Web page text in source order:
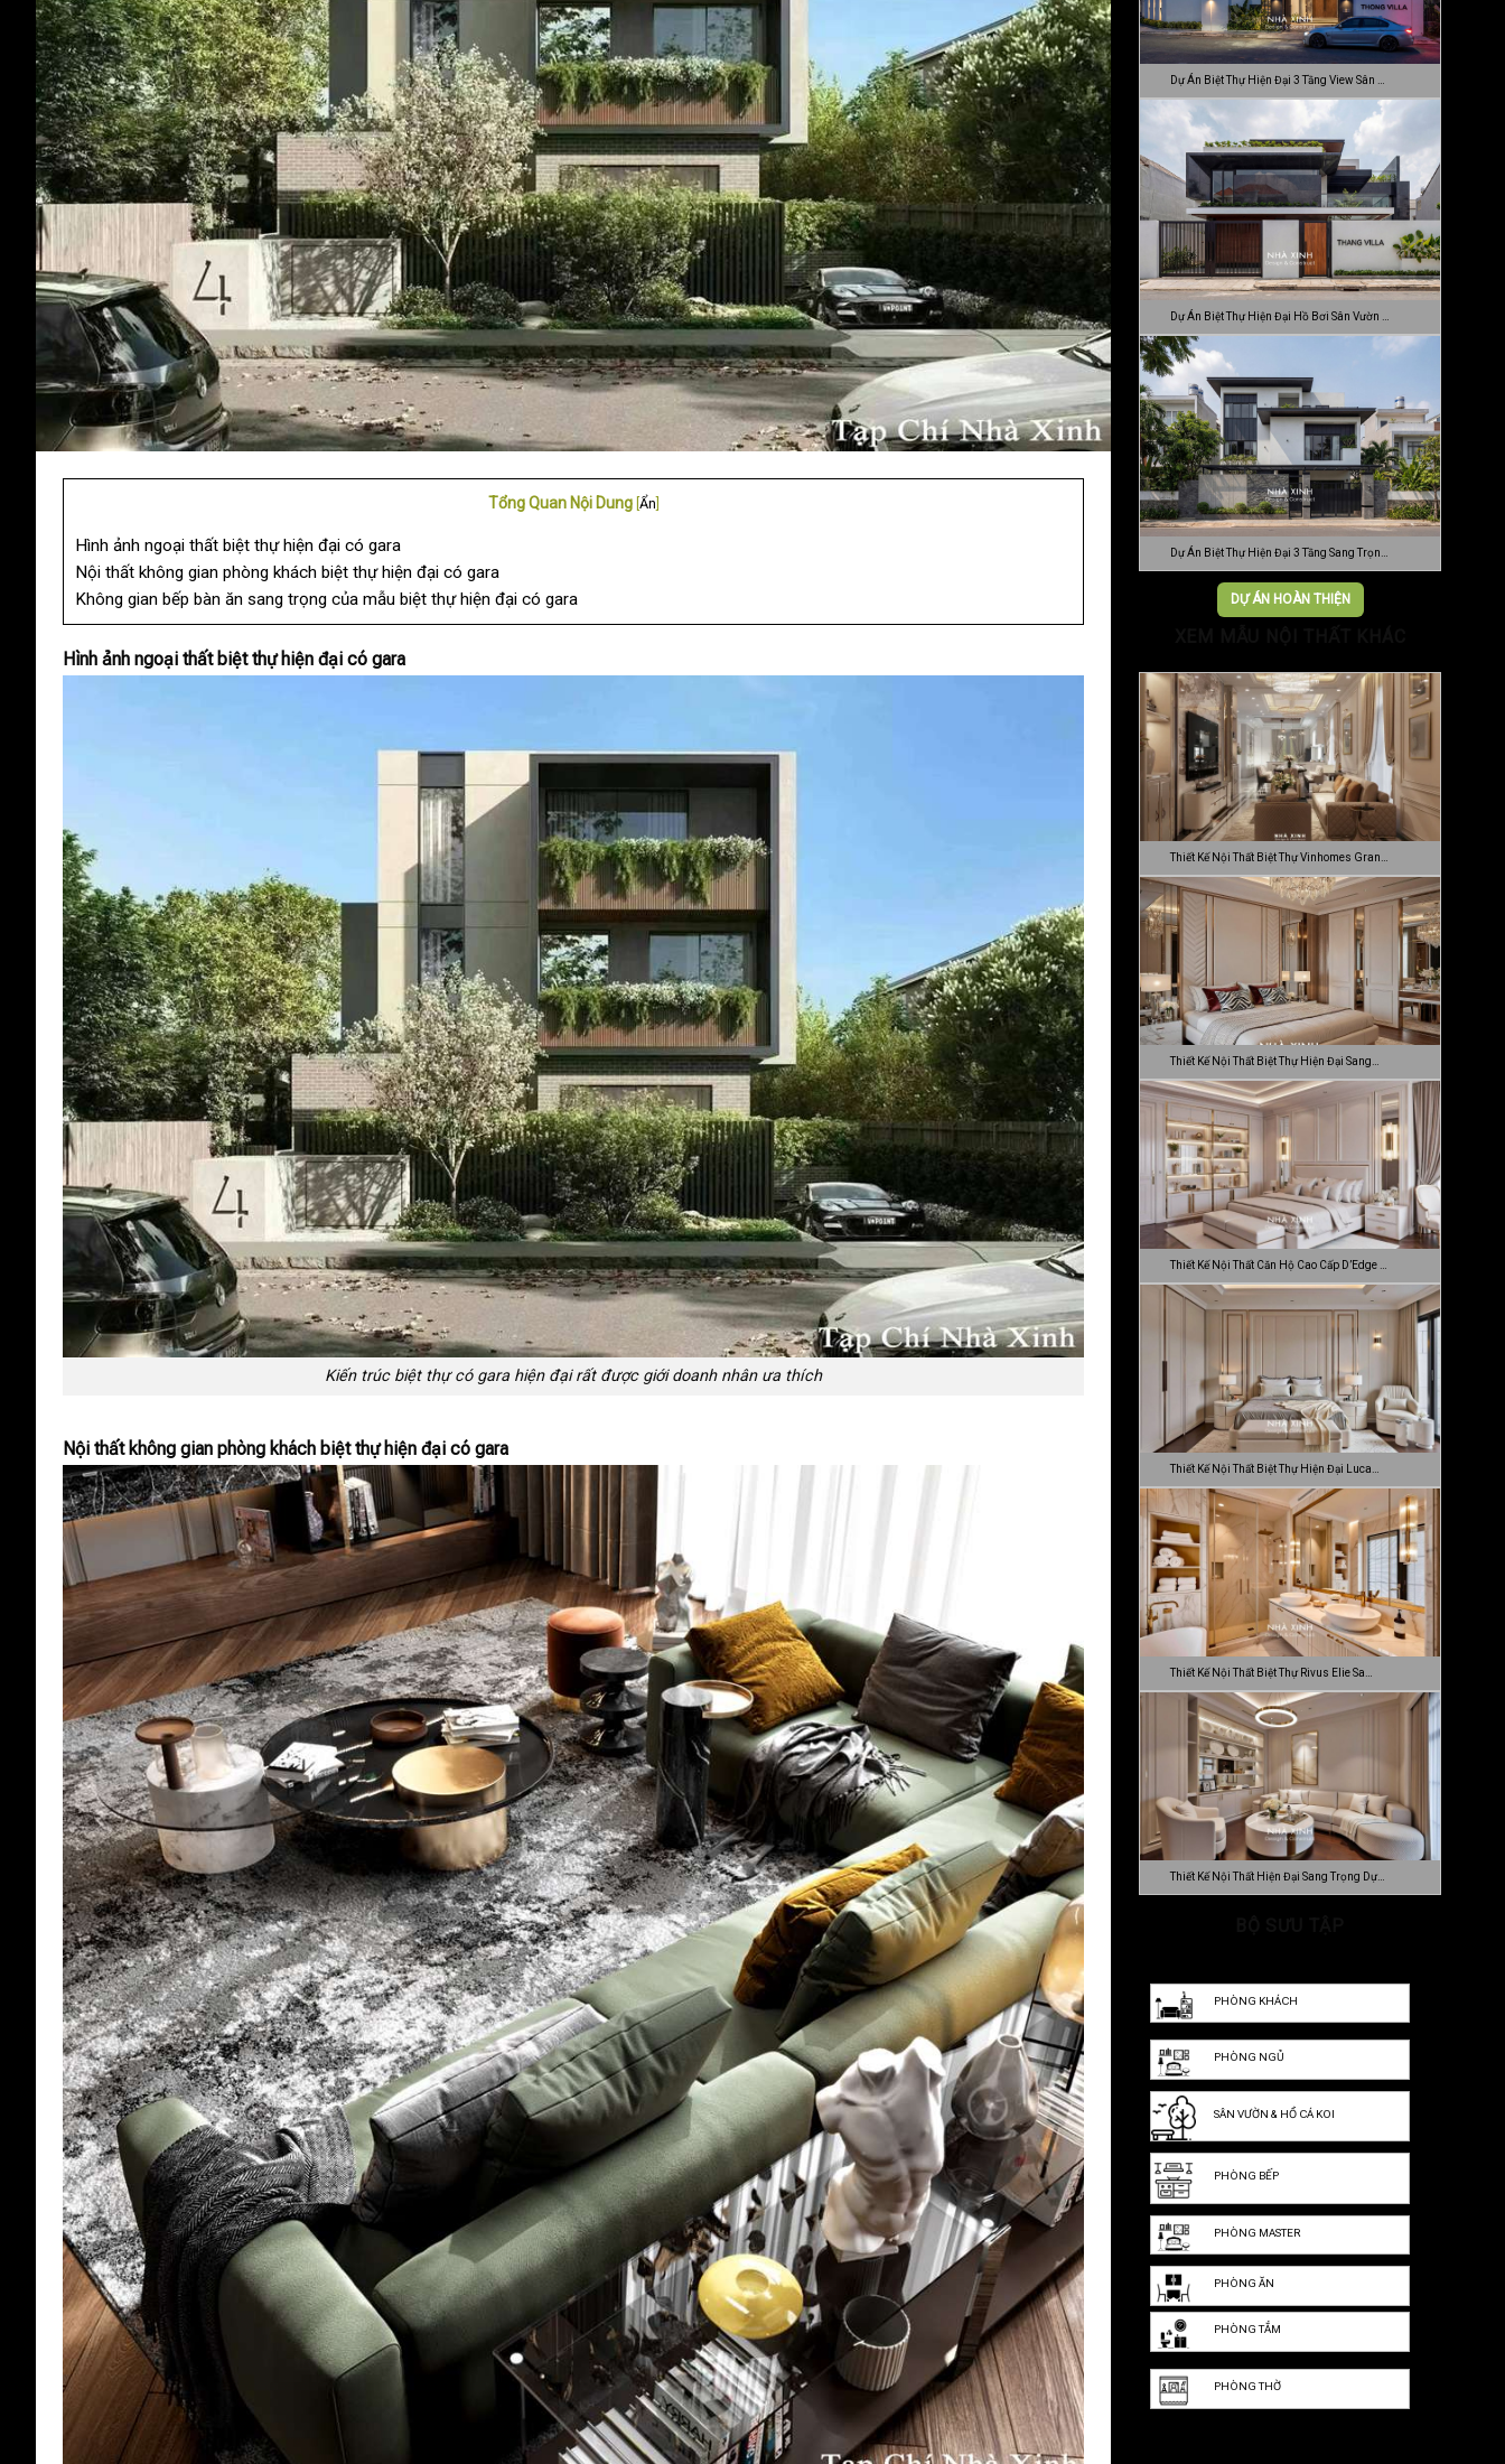
Tổng Quan Nội Dung Ẩn
Hình ảnh ngoại thất biệt thự hiện đại có gara
Nội thất không gian phòng khách biệt thự hiện đại có gara
Không gian bếp bàn ăn sang trọng của mẫu biệt thự hiện đại có gara
Hình ảnh ngoại thất biệt thự hiện đại có gara
Kiến trúc biệt thự có gara hiện đại rất được giới doanh nhân ưa thích
Nội thất không gian phòng khách biệt thự hiện đại có gara
Dự Án Biệt Thự Hiện Đại 3 Tầng View Sân …
Dự Án Biệt Thự Hiện Đại Hồ Bơi Sân Vườn …
Dự Án Biệt Thự Hiện Đại 3 Tầng Sang Trọn…
DỰ ÁN HOÀN THIỆN
Thiết Kế Nội Thất Biệt Thự Vinhomes Gran…
Thiết Kế Nội Thất Biệt Thự Hiện Đại Sang…
Thiết Kế Nội Thất Căn Hộ Cao Cấp D’Edge …
Thiết Kế Nội Thất Biệt Thự Hiện Đại Luca…
Thiết Kế Nội Thất Biệt Thự Rivus Elie Sa…
Thiết Kế Nội Thất Hiện Đại Sang Trọng Dự…
PHÒNG KHÁCH
PHÒNG NGỦ
SÂN VƯỜN & HỒ CÁ KOI
PHÒNG BẾP
PHÒNG MASTER
PHÒNG ĂN
PHÒNG TẮM
PHÒNG THỜ